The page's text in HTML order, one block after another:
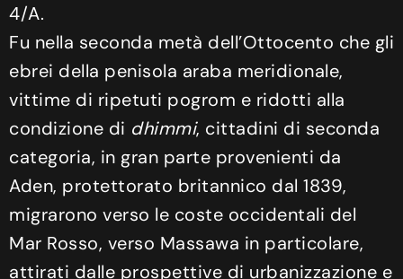
4/A.
Fu nella seconda metà dell’Ottocento che gli
ebrei della penisola araba meridionale,
vittime di ripetuti pogrom e ridotti alla
condizione di dhimmi, cittadini di seconda
categoria, in gran parte provenienti da
Aden, protettorato britannico dal 1839,
migrarono verso le coste occidentali del
Mar Rosso, verso Massawa in particolare,
attirati dalle prospettive di urbanizzazione e